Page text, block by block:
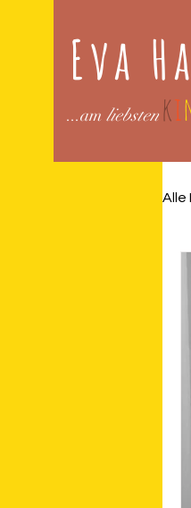
Eva
...am liebsten ki
Alle